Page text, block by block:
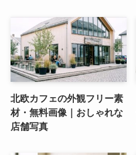
北欧カフェの外観フリー素
材・無料画像｜おしゃれな
店舗写真